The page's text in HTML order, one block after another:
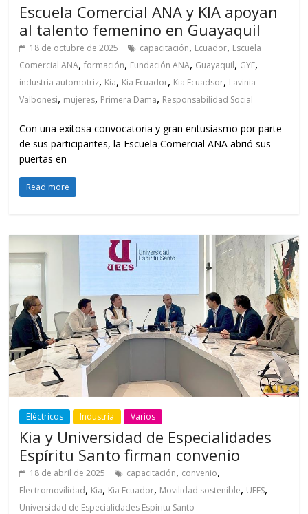
Escuela Comercial ANA y KIA apoyan
al talento femenino en Guayaquil
18 de octubre de 2025 capacitación, Ecuador, Escuela
Comercial ANA,formación, Fundación ANA, Guayaquil, GYE,
industria automotriz, Kia, Kia Ecuador, Kia Ecuadsor, Lavinia
Valbonesi, mujeres, Primera Dama, Responsabilidad Social
Con una exitosa convocatoria y gran entusiasmo por parte
de sus participantes, la Escuela Comercial ANA abrió sus
puertas en
Read more
Eléctricos Industria Varios
Kia y Universidad de Especialidades
Espíritu Santo firman convenio
18 de abril de 2025 capacitación, convenio,
Electromovilidad, Kia, Kia Ecuador, Movilidad sostenible, UEES,
Universidad de Especialidades Espíritu Santo